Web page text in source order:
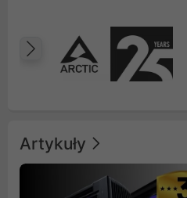
Poprzedni
Artykuły